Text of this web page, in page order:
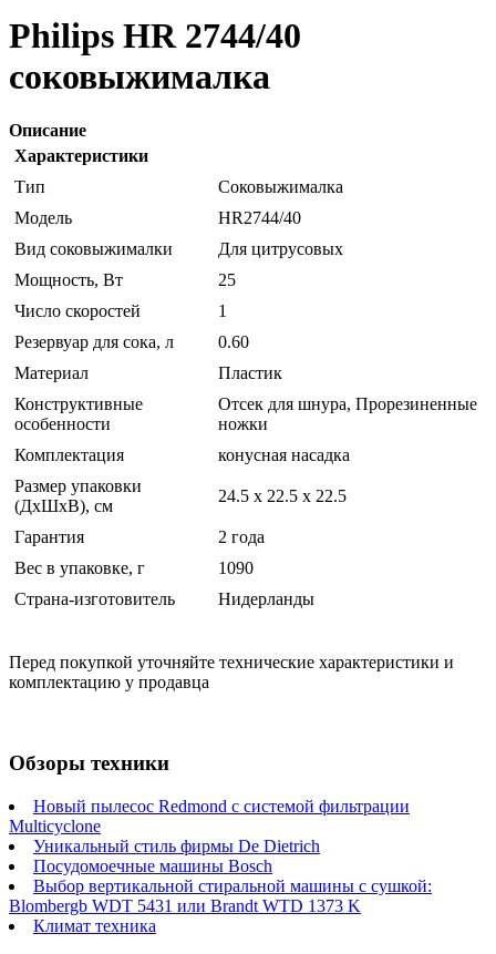
Philips HR 2744/40
соковыжималка
Описание
Характеристики
Тип
Соковыжималка
Модель
HR2744/40
Вид соковыжималки
Для цитрусовых
Мощность, Вт
25
Число скоростей
1
Резервуар для сока, л
0.60
Материал
Пластик
Конструктивные
особенности
Отсек для шнура, Прорезиненные
ножки
Комплектация
конусная насадка
Размер упаковки
(ДхШхВ), см
24.5 x 22.5 x 22.5
Гарантия
2 года
Вес в упаковке, г
1090
Страна-изготовитель
Нидерланды
Перед покупкой уточняйте технические характеристики и
комплектацию у продавца
Обзоры техники
Новый пылесос Redmond с системой фильтрации
Multicyclone
Уникальный стиль фирмы De Dietrich
Посудомоечные машины Bosch
Выбор вертикальной стиральной машины с сушкой:
Blombergb WDT 5431 или Brandt WTD 1373 K
Климат техника